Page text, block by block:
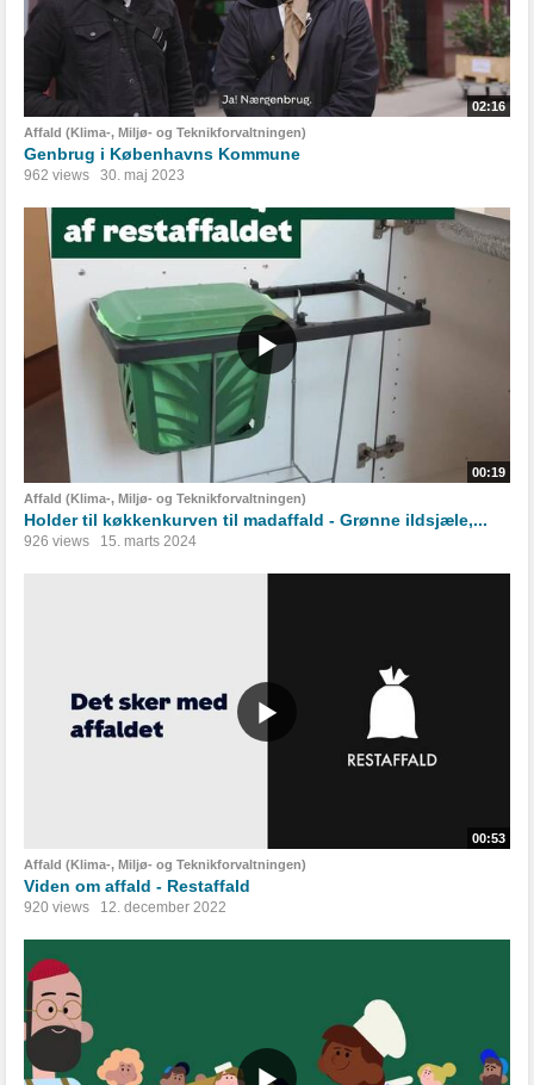
02:16
Affald (Klima-, Miljø- og Teknikforvaltningen)
Genbrug i Københavns Kommune
962 views 30. maj 2023
00:19
Affald (Klima-, Miljø- og Teknikforvaltningen)
Holder til køkkenkurven til madaffald - Grønne ildsjæle,...
926 views 15. marts 2024
00:53
Affald (Klima-, Miljø- og Teknikforvaltningen)
Viden om affald - Restaffald
920 views 12. december 2022